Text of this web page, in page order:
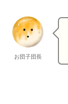
お団子団長